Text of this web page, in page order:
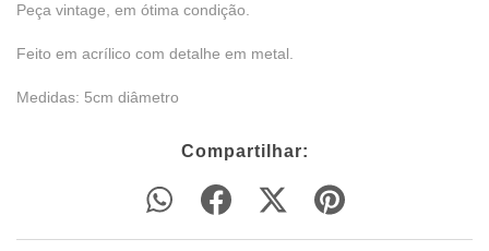
Peça vintage, em ótima condição.
Feito em acrílico com detalhe em metal.
Medidas: 5cm diâmetro
Compartilhar: